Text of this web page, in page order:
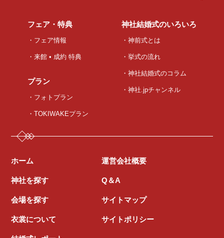
フェア・特典
・フェア情報
・来館 • 成約 特典
プラン
・フォトプラン
・TOKIWAKEプラン
神社結婚式のいろいろ
・神前式とは
・挙式の流れ
・神社結婚式のコラム
・神社.jpチャンネル
ホーム
神社を探す
会場を探す
衣裳について
運営会社概要
Q＆A
サイトマップ
サイトポリシー